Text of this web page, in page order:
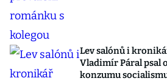
Lev salónů i
Vladimír Páral psal
konzumu socialismu